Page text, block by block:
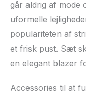
går aldrig af mode
uformelle
populariteten af
et frisk pust. Sæt
en elegant blazer
Accessories til at